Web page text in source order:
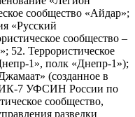
сообщество «Айдар»;
«Русский
сообщество –
52. Террористическое
1», полк «Днепр-1»);
(созданное в
ИК-7 УФСИН России по
сообщество,
разведки